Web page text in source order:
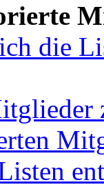
die